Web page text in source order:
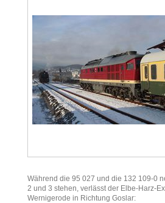
Während die 95 027 und die 132 109-0
2 und 3 stehen, verlässt der Elbe-Harz-
Wernigerode in Richtung Goslar: